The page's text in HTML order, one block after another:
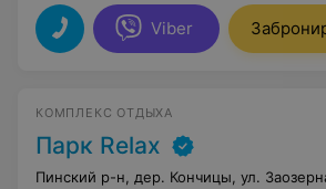
Viber
КОМПЛЕКС ОТДЫХА
Парк Relax
Пинский р-н, дер. Кончицы, ул.